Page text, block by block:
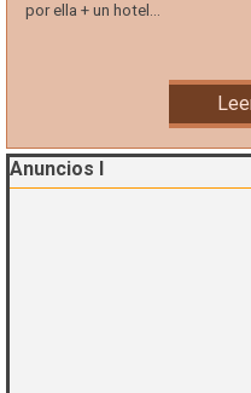
por ella + un hotel...
Saltar el bloque Anuncios I
Anuncios I